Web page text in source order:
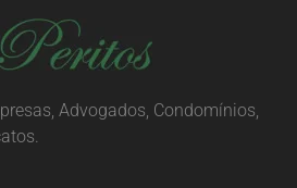
Advogados, Condomínios,